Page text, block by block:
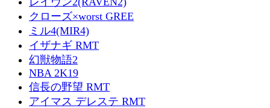
クローズ×worst GREE
ミル4(MIR4)
イザナギ RMT
幻獣物語2
NBA 2K19
信長の野望 RMT
アイマス デレステ RMT